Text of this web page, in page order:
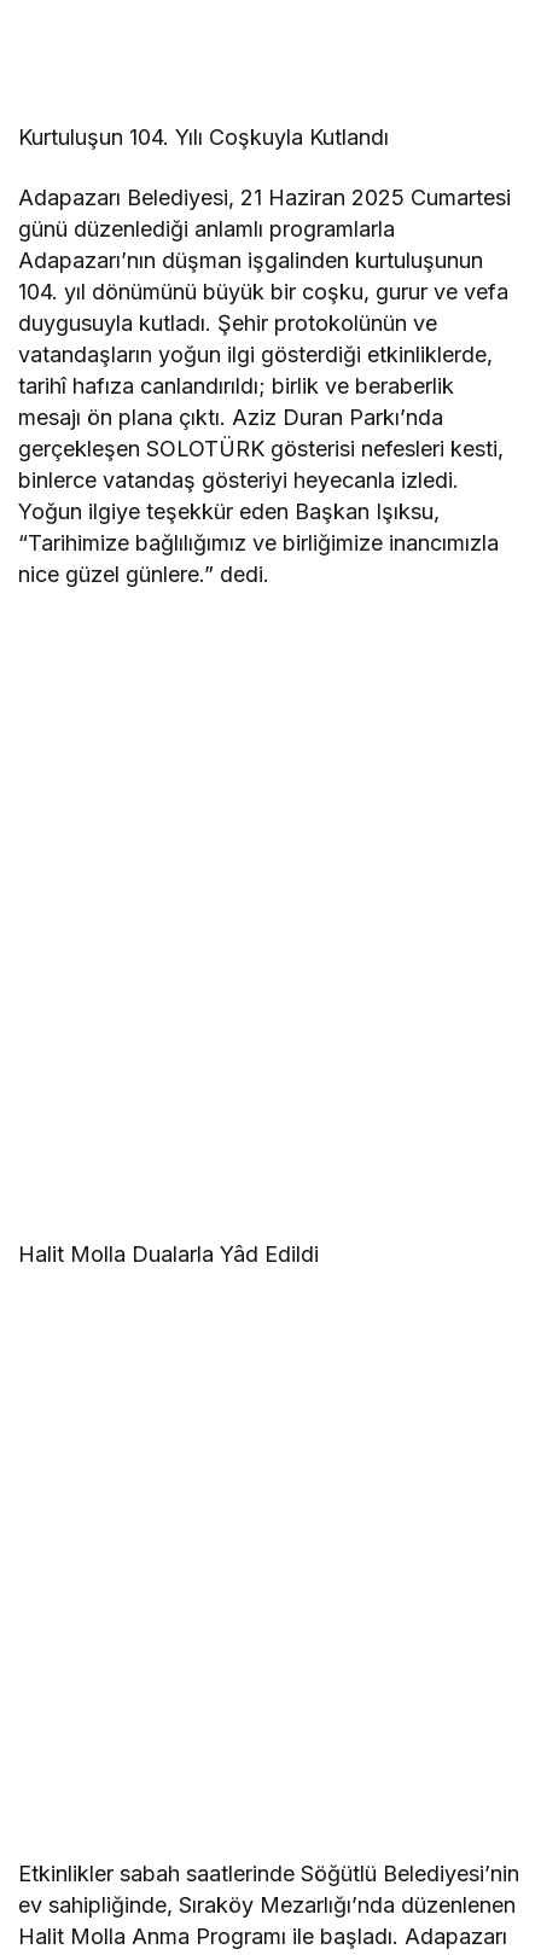
Kurtuluşun 104. Yılı Coşkuyla Kutlandı
Adapazarı Belediyesi, 21 Haziran 2025 Cumartesi
günü düzenlediği anlamlı programlarla
Adapazarı’nın düşman işgalinden kurtuluşunun
104. yıl dönümünü büyük bir coşku, gurur ve vefa
duygusuyla kutladı. Şehir protokolünün ve
vatandaşların yoğun ilgi gösterdiği etkinliklerde,
tarihî hafıza canlandırıldı; birlik ve beraberlik
mesajı ön plana çıktı. Aziz Duran Parkı’nda
gerçekleşen SOLOTÜRK gösterisi nefesleri kesti,
binlerce vatandaş gösteriyi heyecanla izledi.
Yoğun ilgiye teşekkür eden Başkan Işıksu,
“Tarihimize bağlılığımız ve birliğimize inancımızla
nice güzel günlere.” dedi.
Halit Molla Dualarla Yâd Edildi
Etkinlikler sabah saatlerinde Söğütlü Belediyesi’nin
ev sahipliğinde, Sıraköy Mezarlığı’nda düzenlenen
Halit Molla Anma Programı ile başladı. Adapazarı